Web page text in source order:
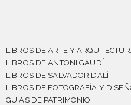
LIBROS DE ARTE Y
LIBROS DE ANTONI GAUDÍ
LIBROS DE SALVADOR DALÍ
LIBROS DE FOTOGRAFÍA Y
GUÍAS DE PATRIMONIO